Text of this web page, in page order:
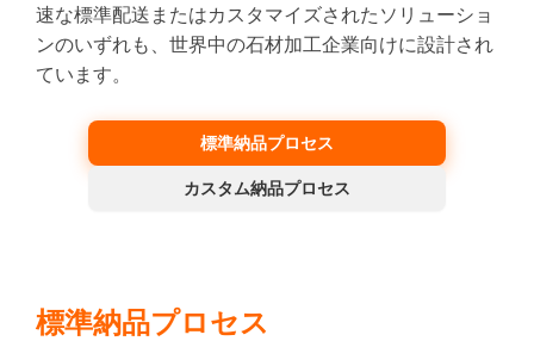
速な標準配送またはカスタマイズされたソリューショ
ンのいずれも、世界中の石材加工企業向けに設計され
ています。
標準納品プロセス
カスタム納品プロセス
標準納品プロセス